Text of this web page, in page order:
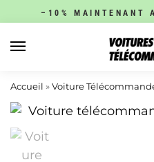
–10% MAINTENANT
Accueil » Voiture